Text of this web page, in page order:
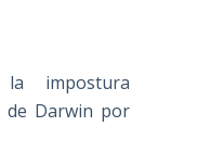
impostura
de Darwin por